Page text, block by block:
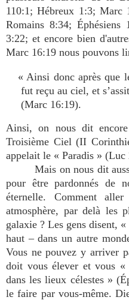
110:1; Hébreux 1:3; Marc
Romains 8:34;
3:22; et encore bien
Marc 16:19 nous pouvons
« Ainsi donc après que
fut reçu au ciel, et
(Marc 16:19).
Ainsi, on nous dit
Troisième Ciel (II
appelait le « Paradis » (Luc
Mais on nous dit
pour être pardonnés de
éternelle. Comment
atmosphère, par delà les
galaxie ? Les gens disent,
haut – dans un autre
Vous ne pouvez y arriver
doit vous élever et vous «
dans les lieux célestes »
le faire par vous-même.